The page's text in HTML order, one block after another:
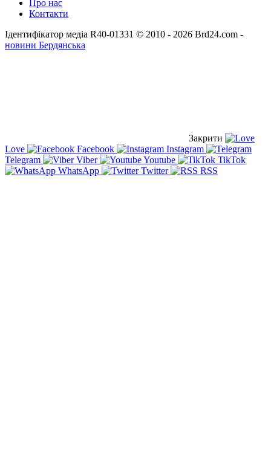
Про нас
Контакти
Ідентифікатор медіа R40-01331 © 2010 - 2026 Brd24.com -
новини Бердянська
Закрити
Love
Facebook
Instagram
Telegram
Viber Youtube
TikTok
WhatsApp
Twitter RSS